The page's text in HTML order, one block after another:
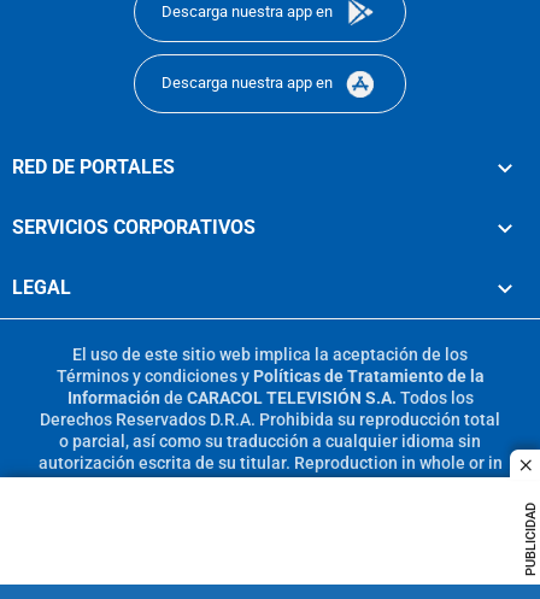
PUBLICIDAD
Descarga nuestra app en
Descarga nuestra app en
RED DE PORTALES
SERVICIOS CORPORATIVOS
LEGAL
El uso de este sitio web implica la aceptación de los
Términos y condicionesy Políticas de Tratamiento de la
Información de CARACOL TELEVISIÓN S.A. Todos los
Derechos Reservados D.R.A. Prohibida su reproducción total
o parcial, así como su traducción a cualquier idioma sin
autorización escrita de su titular. Reproduction in whole or in